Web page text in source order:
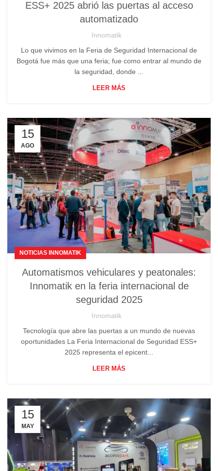
ESS+ 2025 abrió las puertas al acceso
automatizado
Innomatik
Lo que vivimos en la Feria de Seguridad Internacional de
Bogotá fue más que una feria; fue como entrar al mundo de
la seguridad, donde ...
LEER MÁS
15
AGO
NOTICIAS INNOMATIK
Automatismos vehiculares y peatonales:
Innomatik en la feria internacional de
seguridad 2025
Innomatik
Tecnología que abre las puertas a un mundo de nuevas
oportunidades La Feria Internacional de Seguridad ESS+
2025 representa el epicent...
LEER MÁS
15
MAY